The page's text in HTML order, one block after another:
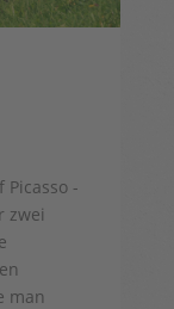
Picasso -
zwei
man